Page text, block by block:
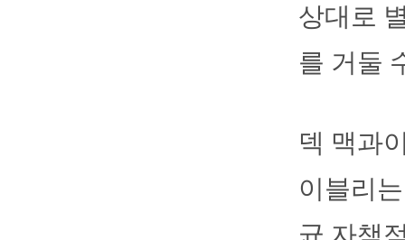
상대로
를 거둘
덱 맥과
이블리